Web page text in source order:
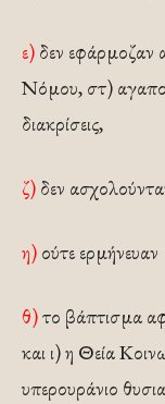
ε) δεν εφάρμοζαν
Νόμου, στ)
διακρίσεις,
ζ) δεν
η) ούτε
θ)το βάπτισμα
και ι) η Θεία
υπερουράνιο